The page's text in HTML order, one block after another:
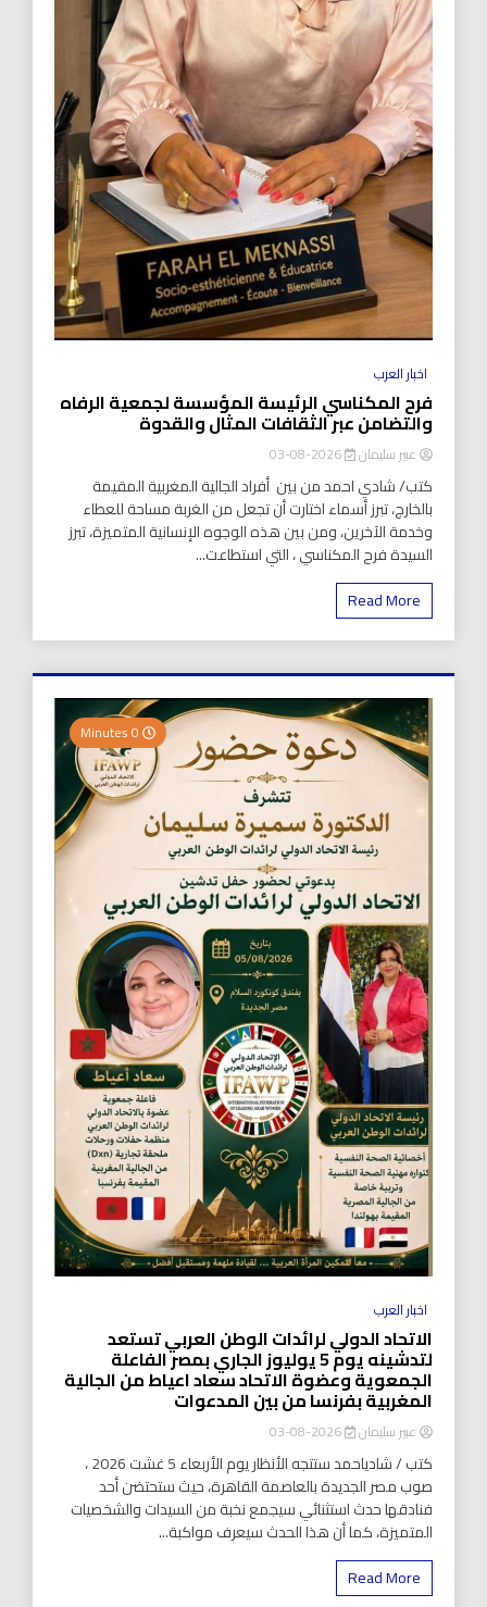
اخبار العرب
فرح المكناسي الرئيسة المؤسسة لجمعية الرفاه
والتضامن عبر الثقافات المثال والقدوة
عبير سليمان 2026-08-03
كتب/ شادي احمد من بين أفراد الجالية المغربية المقيمة
بالخارج، تبرز أسماء اختارت أن تجعل من الغربة مساحة للعطاء
وخدمة الآخرين، ومن بين هذه الوجوه الإنسانية المتميزة، تبرز
السيدة فرح المكناسي ، التي استطاعت...
Read More
اخبار العرب
الاتحاد الدولي لرائدات الوطن العربي تستعد
لتدشينه يوم 5 يوليوز الجاري بمصر الفاعلة
الجمعوية وعضوة الاتحاد سعاد اعياط من الجالية
المغربية بفرنسا من بين المدعوات
عبير سليمان 2026-08-03
كتب / شادياحمد ستتجه الأنظار يوم الأربعاء 5 غشت 2026 ،
صوب مصر الجديدة بالعاصمة القاهرة، حيث ستحتضن أحد
فنادقها حدث استثنائي سيجمع نخبة من السيدات والشخصيات
المتميزة، كما أن هذا الحدث سيعرف مواكبة...
Read More